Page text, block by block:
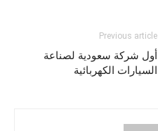
Previous article
أول شركة سعودية لصناعة
السيارات الكهربائية